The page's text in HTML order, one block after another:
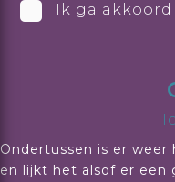
Ik ga
Ondertussen is er
en lijkt het alsof er een